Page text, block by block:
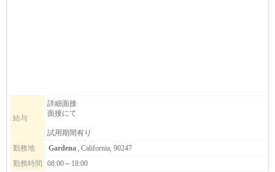
協調性、自立心、社会性、責任感、思いやりを育み、
小さい保育所ならではの細かく行き届いた愛情のたっぷりこもっ
教員達も皆とても仲が良く和気あいあいと毎日保育しておりま
給与
詳細面接
面接にて
試用期間有り
勤務地
Gardena, California, 90247
勤務時間
08:00～18:00